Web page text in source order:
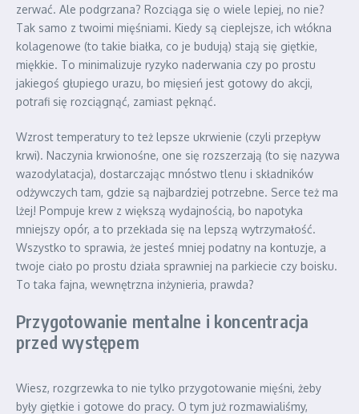
zerwać. Ale podgrzana? Rozciąga się o wiele lepiej, no nie?
Tak samo z twoimi mięśniami. Kiedy są cieplejsze, ich włókna
kolagenowe (to takie białka, co je budują) stają się giętkie,
miękkie. To minimalizuje ryzyko naderwania czy po prostu
jakiegoś głupiego urazu, bo mięsień jest gotowy do akcji,
potrafi się rozciągnąć, zamiast pęknąć.
Wzrost temperatury to też lepsze ukrwienie (czyli przepływ
krwi). Naczynia krwionośne, one się rozszerzają (to się nazywa
wazodylatacja), dostarczając mnóstwo tlenu i składników
odżywczych tam, gdzie są najbardziej potrzebne. Serce też ma
lżej! Pompuje krew z większą wydajnością, bo napotyka
mniejszy opór, a to przekłada się na lepszą wytrzymałość.
Wszystko to sprawia, że jesteś mniej podatny na kontuzje, a
twoje ciało po prostu działa sprawniej na parkiecie czy boisku.
To taka fajna, wewnętrzna inżynieria, prawda?
Przygotowanie mentalne i koncentracja
przed występem
Wiesz, rozgrzewka to nie tylko przygotowanie mięśni, żeby
były giętkie i gotowe do pracy. O tym już rozmawialiśmy,